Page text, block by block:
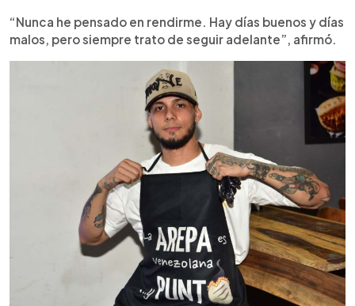
“Nunca he pensado en rendirme. Hay días buenos y días
malos, pero siempre trato de seguir adelante”, afirmó.